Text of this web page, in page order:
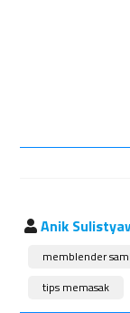
Anik
memblender
tips memasak